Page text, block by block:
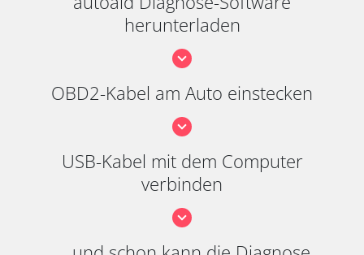
herunterladen
OBD2-Kabel am Auto einstecken
USB-Kabel mit dem Computer
verbinden